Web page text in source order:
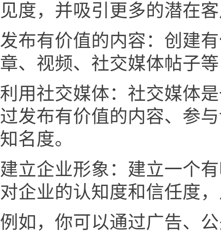
见度，并吸引更多的潜在
发布有价值的内容：创建
章、视频、社交媒体帖子
利用社交媒体：社交媒体
过发布有价值的内容、参
知名度。
建立企业形象：建立一个
对企业的认知度和信任度
例如，你可以通过广告、